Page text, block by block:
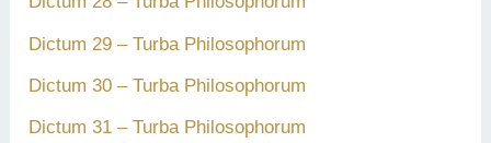
Dictum 29 – Turba Philosophorum
Dictum 30 – Turba Philosophorum
Dictum 31 – Turba Philosophorum